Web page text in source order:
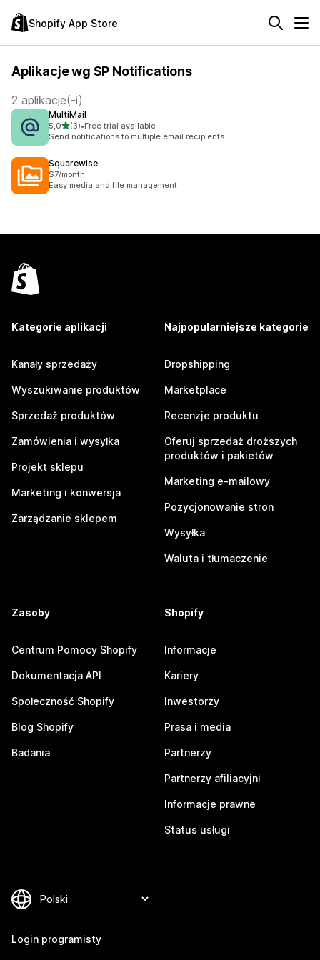
Shopify App Store
Aplikacje wg SP Notifications
2 aplikacje(-i)
MultiMail
5,0na 5 gwiazdek
(3)
Łączna liczba recenzji: 3
•Free trial available
Send notifications to multiple email recipients
Squarewise
$7/month
Easy media and file management
Kategorie aplikacji
Kanały sprzedaży
Wyszukiwanie produktów
Sprzedaż produktów
Zamówienia i wysyłka
Projekt sklepu
Marketing i konwersja
Zarządzanie sklepem
Najpopularniejsze kategorie
Dropshipping
Marketplace
Recenzje produktu
Oferuj sprzedaż droższych
produktów i pakietów
Marketing e-mailowy
Pozycjonowanie stron
Wysyłka
Waluta i tłumaczenie
Zasoby
Centrum Pomocy Shopify
Dokumentacja API
Społeczność Shopify
Blog Shopify
Badania
Shopify
Informacje
Kariery
Inwestorzy
Prasa i media
Partnerzy
Partnerzy afiliacyjni
Informacje prawne
Status usługi
Login programisty